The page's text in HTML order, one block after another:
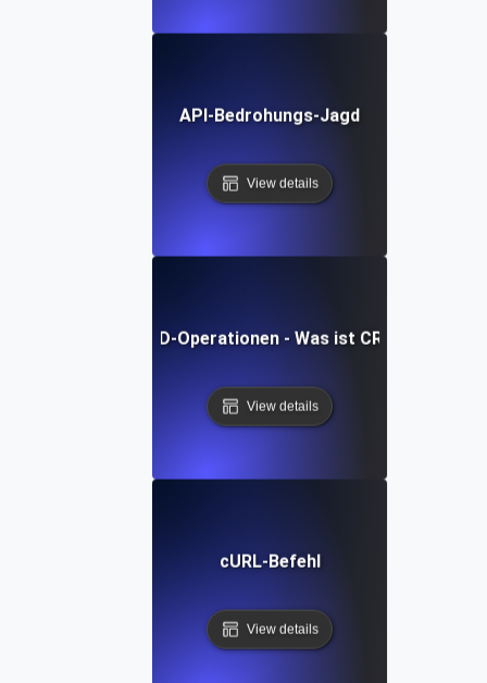
API-Bedrohungs-Jagd
View details
CRUD-Operationen - Was ist CRUD?
View details
cURL-Befehl
View details